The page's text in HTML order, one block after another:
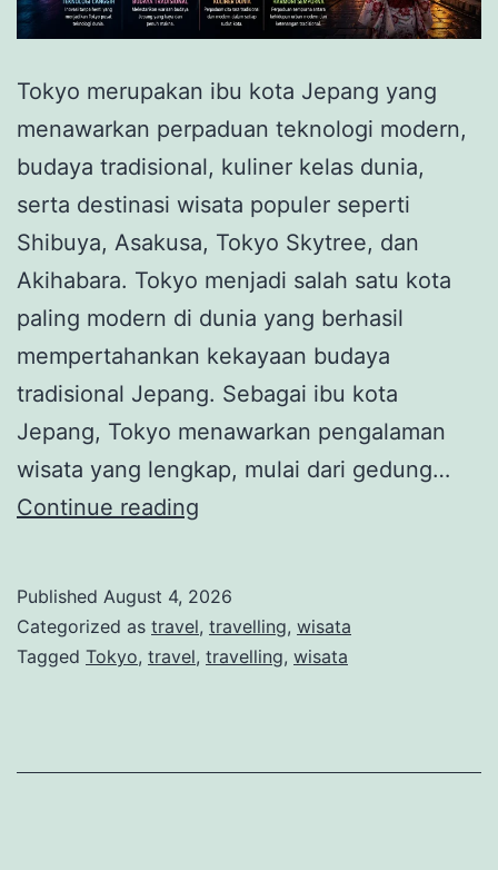
Tokyo merupakan ibu kota Jepang yang
menawarkan perpaduan teknologi modern,
budaya tradisional, kuliner kelas dunia,
serta destinasi wisata populer seperti
Shibuya, Asakusa, Tokyo Skytree, dan
Akihabara. Tokyo menjadi salah satu kota
paling modern di dunia yang berhasil
mempertahankan kekayaan budaya
tradisional Jepang. Sebagai ibu kota
Jepang, Tokyo menawarkan pengalaman
wisata yang lengkap, mulai dari gedung…
Continue reading
yang
Memadukan
dan
Published August 4, 2026
Categorized as travel, travelling, wisata
Tagged Tokyo, travel, travelling, wisata